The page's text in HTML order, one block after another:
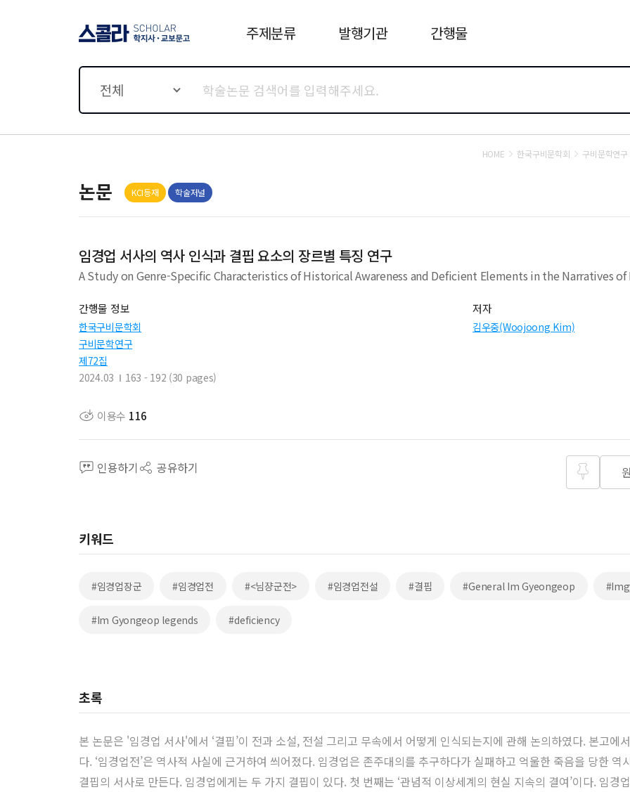
주제분류 발행기관 간행물
전체
HOME 한국구비문학회 구비문학연구
논문 KCI등재 학술저널
임경업 서사의 역사 인식과 결핍 요소의 장르별 특징 연구
A Study on Genre-Specific Characteristics of Historical Awareness and Deficient Elements in the Narratives
간행물 정보
한국구비문학회
구비문학연구
제72집
2024.03
163 - 192 (30 pages)
저자
김우중(Woojoong Kim)
이용수 116
인용하기 공유하기
키워드
#임경업장군 #임경업전 #<님쟝군전> #임경업전설 #결핍 #General Im Gyeongeop
#Im Gyongeop legends #deficiency
초록
본 논문은 '임경업 서사'에서 ‘결핍’이 전과 소설, 전설 그리고 무속에서 어떻게 인식되는지에 관해 논의하였다. 본고
다. ‘임경업전’은 역사적 사실에 근거하여 씌어졌다. 임경업은 존주대의를 추구하다가 실패하고 억울한 죽음을 당한
결핍의 서사로 만든다. 임경업에게는 두 가지 결핍이 있다. 첫 번째는 ‘관념적 이상세계의 현실 지속의 결여’이다. 임